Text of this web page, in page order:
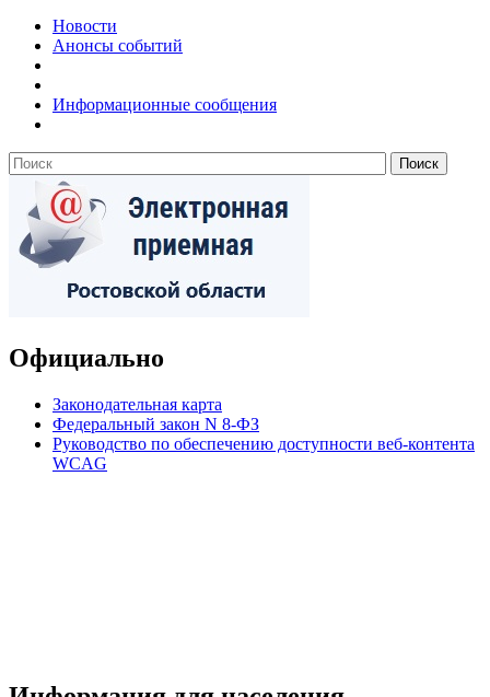
Новости
Анонсы событий
Информационные сообщения
Официально
Законодательная карта
Федеральный закон N 8-ФЗ
Руководство по обеспечению доступности веб-контента
WCAG